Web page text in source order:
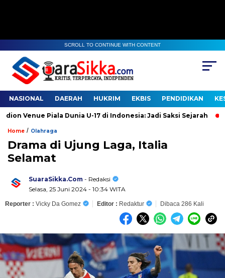
SCROLL TO CONTINUE WITH CONTENT
NASIONAL DAERAH HUKRIM EKBIS PENDIDIKAN
Venue Piala Dunia U-17 di Indonesia: Jadi Saksi Sejarah
Home / Olahraga
Drama di Ujung Laga, Italia
Selamat
SuaraSikka.Com - Redaksi
Selasa, 25 Juni 2024 - 10:34 WITA
Reporter : Vicky Da Gomez Editor : Redaktur Dibaca 286 Kali